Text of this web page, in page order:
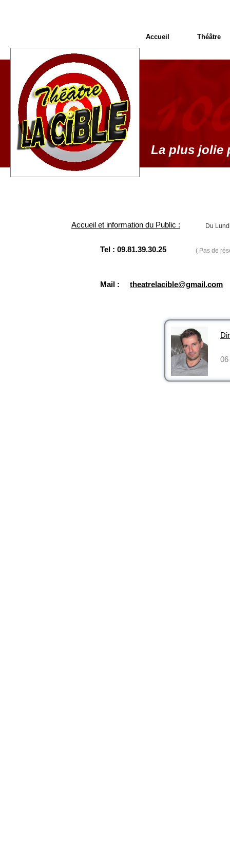
Accueil et information du Public : Du
Tel : 09.81.39.30.25 ( Pas de
Mail : theatrelacible@gmail.com
La plus jolie
06
Accueil Théâtre